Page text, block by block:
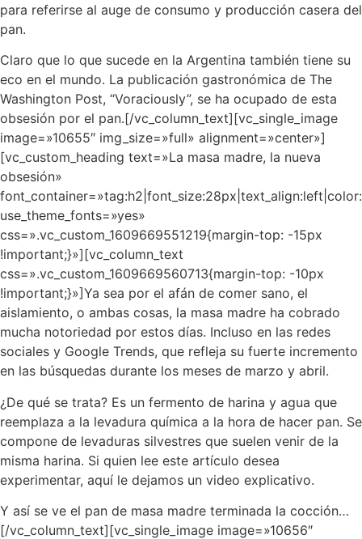
para referirse al auge de consumo y producción casera del
pan.
Claro que lo que sucede en la Argentina también tiene su
eco en el mundo. La publicación gastronómica de The
Washington Post, “Voraciously”, se ha ocupado de esta
obsesión por el pan.[/vc_column_text][vc_single_image
image=»10655″ img_size=»full» alignment=»center»]
[vc_custom_heading text=»La masa madre, la nueva
obsesión»
use_theme_fonts=»yes»
css=».vc_custom_1609669551219{margin-top: -15px
!important;}»][vc_column_text
css=».vc_custom_1609669560713{margin-top: -10px
!important;}»]Ya sea por el afán de comer sano, el
aislamiento, o ambas cosas, la masa madre ha cobrado
mucha notoriedad por estos días. Incluso en las redes
sociales y Google Trends, que refleja su fuerte incremento
en las búsquedas durante los meses de marzo y abril.
¿De qué se trata? Es un fermento de harina y agua que
reemplaza a la levadura química a la hora de hacer pan. Se
compone de levaduras silvestres que suelen venir de la
misma harina. Si quien lee este artículo desea
experimentar, aquí le dejamos un video explicativo.
Y así se ve el pan de masa madre terminada la cocción…
[/vc_column_text][vc_single_image image=»10656″